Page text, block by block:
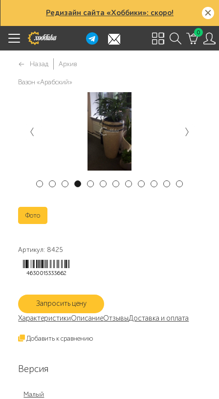
Редизайн сайта «Хоббики»: скоро!
0
Назад Архив
Вазон «Арабский»
Фото
Артикул: 8425
4630015333662
Запросить цену
ХарактеристикиОписаниеОтзывыДоставка и оплата
Добавить к сравнению
Версия
Малый